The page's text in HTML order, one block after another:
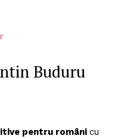
Buduru
pentru români cu